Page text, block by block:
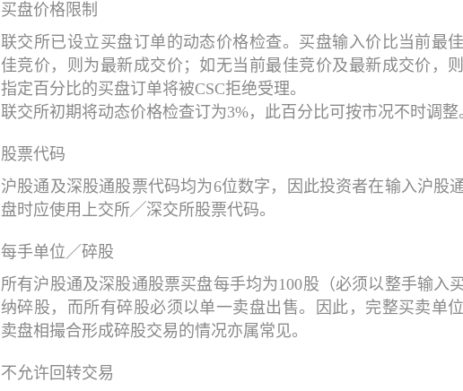
买盘价格限制
联交所已设立买盘订单的动态价格检查。买盘输入价比当前最
佳竞价，则为最新成交价；如无当前最佳竞价及最新成交价，
指定百分比的买盘订单将被CSC拒绝受理。
联交所初期将动态价格检查订为3%，此百分比可按市况不时调整
股票代码
沪股通及深股通股票代码均为6位数字，因此投资者在输入沪股
盘时应使用上交所╱深交所股票代码。
每手单位／碎股
所有沪股通及深股通股票买盘每手均为100股（必须以整手输入
纳碎股，而所有碎股必须以单一卖盘出售。因此，完整买卖单
卖盘相撮合形成碎股交易的情况亦属常见。
不允许回转交易